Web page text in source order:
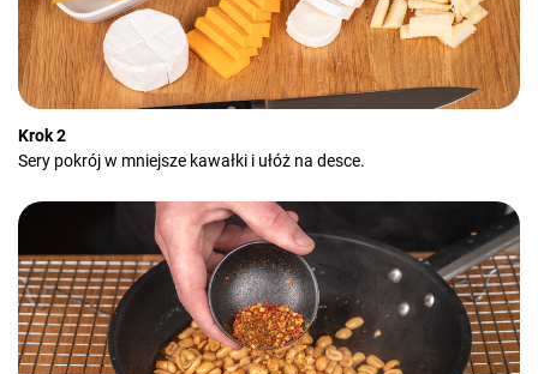
Krok 2
Sery pokrój w mniejsze kawałki i ułóż na desce.